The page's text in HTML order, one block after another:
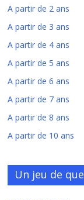
A partir de 2 ans
A partir de 3 ans
A partir de 4 ans
A partir de 5 ans
A partir de 6 ans
A partir de 7 ans
A partir de 8 ans
A partir de 10 ans
Un jeu de